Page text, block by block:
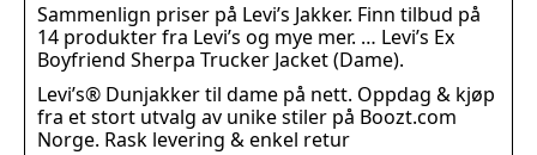
Sammenlign priser på Levi’s Jakker. Finn tilbud på
14 produkter fra Levi’s og mye mer. … Levi’s Ex
Boyfriend Sherpa Trucker Jacket (Dame).
Levi’s® Dunjakker til dame på nett. Oppdag & kjøp
fra et stort utvalg av unike stiler på Boozt.com
Norge. Rask levering & enkel retur